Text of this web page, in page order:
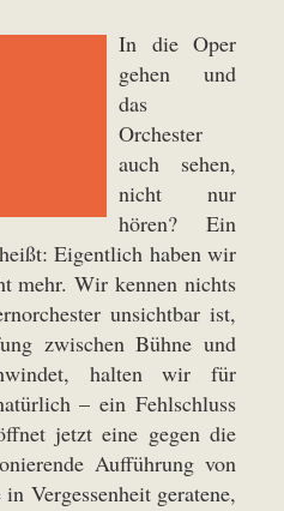
In die Oper
gehen und
das
Orchester
auch sehen,
nicht nur
hören? Ein
Eigentlich haben wir
mehr. Wir kennen nichts
unsichtbar ist,
zwischen Bühne und
halten wir für
– ein Fehlschluss
jetzt eine gegen die
Aufführung von
Vergessenheit geratene,